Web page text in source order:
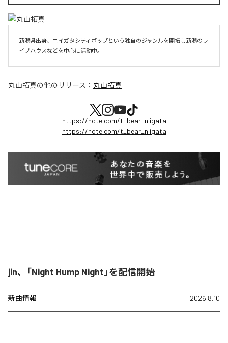
新潟県出身、ニイガタシティポップという独自のジャンルを開拓し新潟のラ
イブハウスなどを中心に活動中。
丸山拓真の他のリリース： 丸山拓真
https://note.com/t_bear_niigata
https://note.com/t_bear_niigata
jin、「Night Hump Night」を配信開始
新曲情報 2026.8.10